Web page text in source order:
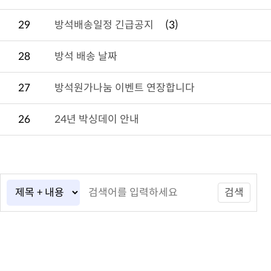
29 방석배송일정 긴급공지 (3)
28 방석 배송 날짜
27 방석원가나눔 이벤트 연장합니다
26 24년 박싱데이 안내
검색